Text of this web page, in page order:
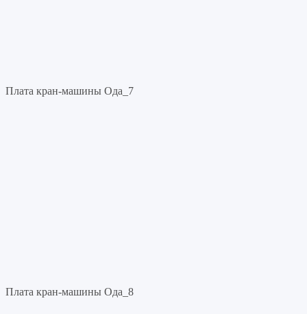
Плата кран-машины Ода_7
Плата кран-машины Ода_8